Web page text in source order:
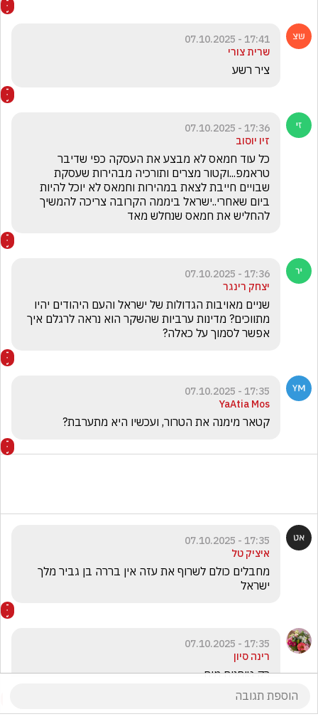
17:41 - 07.10.2025
שרית צורי
ציר רשע
17:36 - 07.10.2025
זיו יוסוב
להחליש את חמאס שנחלש מאד
17:36 - 07.10.2025
יצחק רינגר
אפשר לסמוך על כאלה?
17:35 - 07.10.2025
YaAtia Mos
קטאר מימנה את הטרור, ועכשיו היא מתערבת?
17:35 - 07.10.2025
איציק טל
ישראל
17:35 - 07.10.2025
רינה סיון
רק טוחנים מים